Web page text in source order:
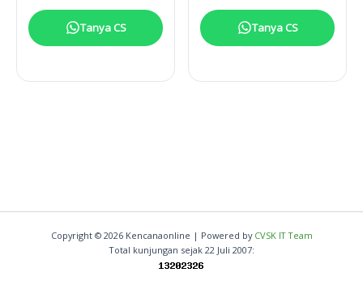
Tanya CS Tanya CS
Copyright © 2026 Kencanaonline | Powered by CVSK IT Team
Total kunjungan sejak 22 Juli 2007: